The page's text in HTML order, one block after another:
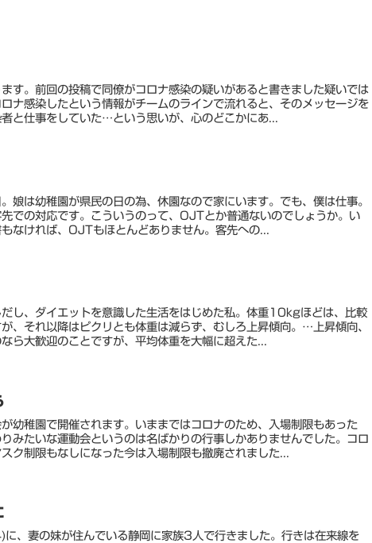
す。前回の投稿で同僚がコロナ感染の疑いがあると書きました疑いでは
ナ感染したという情報がチームのラインで流れると、そのメッセージを
と仕事をしていた…という思いが、心のどこかにあ...
娘は幼稚園が県民の日の為、休園なので家にいます。でも、僕は仕事。
先での対応です。こういうのって、OJTとか普通ないのでしょうか。い
なければ、OJTもほとんどありません。客先への...
だし、ダイエットを意識した生活をはじめた私。体重10kgほどは、比較
、それ以降はピクリとも体重は減らず、むしろ上昇傾向。…上昇傾向、
ら大歓迎のことですが、平均体重を大幅に超えた...
幼稚園で開催されます。いままではコロナのため、入場制限もあった
みたいな運動会というのは名ばかりの行事しかありませんでした。コロ
ク制限もなしになった今は入場制限も撤廃されました...
、妻の妹が住んでいる静岡に家族3人で行きました。行きは在来線を